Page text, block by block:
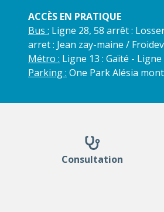
ACCÈS EN PRATIQUE
Bus : Ligne 28, 58 arrêt :
arret : Jean zay-maine /
Métro : Ligne 13 : Gaïté - Ligne
Parking : One Park Alésia
Consultation